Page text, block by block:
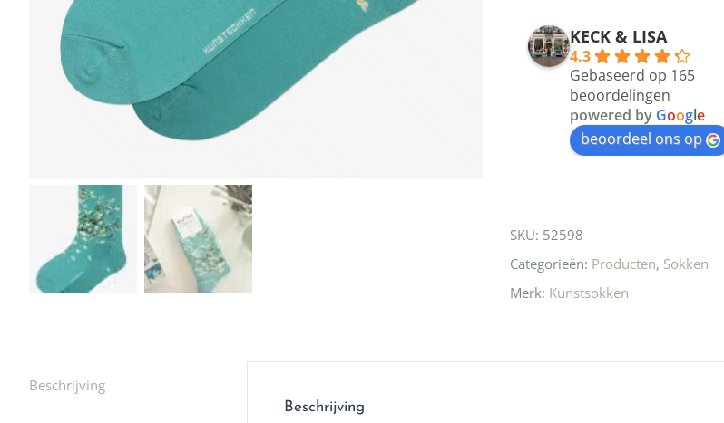
KECK & LISA
4.3
Gebaseerd op 165
beoordelingen
powered by Google
beoordeel ons op
ook heel aardig en gezellig
12 maanden geleden
Waarom in hemelsnaam
de woonwinkel op de
klippen  laten lopen?
moeten nu de design
SKU: 52598
Categorieën: Producten, Sokken
Merk: Kunstsokken
Beschrijving
Beschrijving